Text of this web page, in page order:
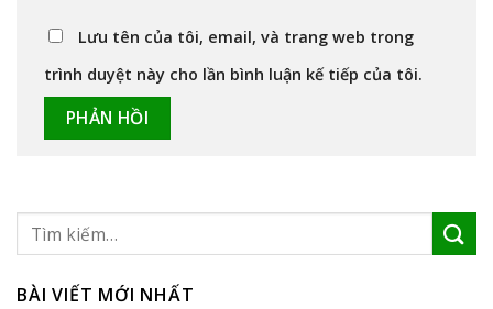
Lưu tên của tôi, email, và trang web trong
trình duyệt này cho lần bình luận kế tiếp của tôi.
BÀI VIẾT MỚI NHẤT